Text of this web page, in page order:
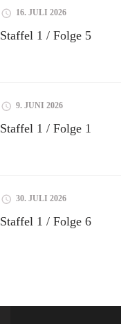
16. JULI 2026
Staffel 1 / Folge 5
9. JUNI 2026
Staffel 1 / Folge 1
30. JULI 2026
Staffel 1 / Folge 6